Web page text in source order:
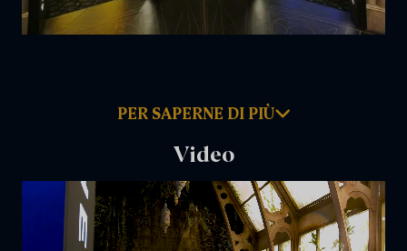
PER SAPERNE DI PIÙ
Video